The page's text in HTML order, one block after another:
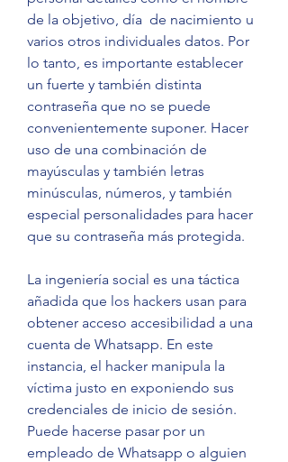
de la objetivo, día  de nacimiento u
varios otros individuales datos. Por
lo tanto, es importante establecer
un fuerte y también distinta
contraseña que no se puede
convenientemente suponer. Hacer
uso de una combinación de
mayúsculas y también letras
minúsculas, números, y también
especial personalidades para hacer
que su contraseña más protegida.
La ingeniería social es una táctica
añadida que los hackers usan para
obtener acceso accesibilidad a una
cuenta de Whatsapp. En este
instancia, el hacker manipula la
víctima justo en exponiendo sus
credenciales de inicio de sesión.
Puede hacerse pasar por un
empleado de Whatsapp o alguien